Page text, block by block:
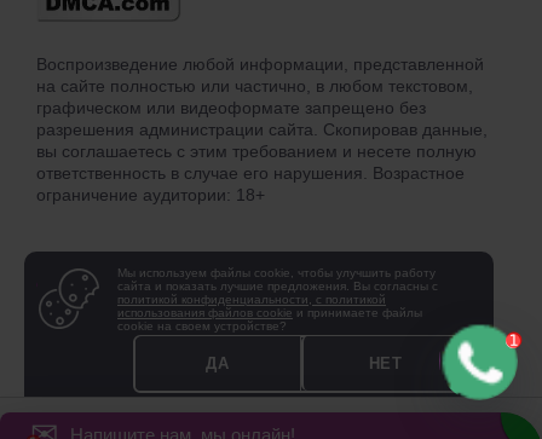
Воспроизведение любой информации, представленной
на сайте полностью или частично, в любом текстовом,
графическом или видеоформате запрещено без
разрешения администрации сайта. Скопировав данные,
вы соглашаетесь с этим требованием и несете полную
ответственность в случае его нарушения. Возрастное
ограничение аудитории: 18+
Мы используем файлы cookie, чтобы улучшить работу
сайта и показать лучшие предложения. Вы согласны с
политикой конфиденциальности, с политикой
использования файлов cookie и принимаете файлы
cookie на своем устройстве?
ДА НЕТ
Alpha Group Ltd
Напишите нам, мы онлайн!